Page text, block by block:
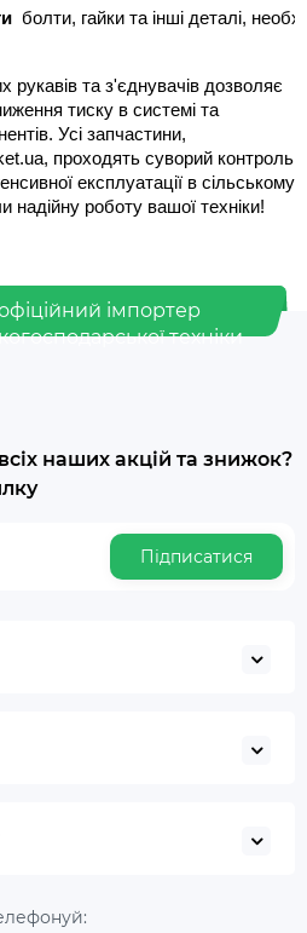
болти, гайки та інші деталі,
рукавів та з'єднувачів дозволяє
тиску в системі та
Усі запчастини,
проходять суворий контроль
експлуатації в сільському
надійну роботу вашої техніки!
імпортер
техніки
наших акцій та знижок?
Підписатися